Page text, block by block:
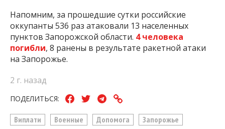
Напомним, за прошедшие сутки российские
оккупанты 536 раз атаковали 13 населенных
пунктов Запорожской области. 4 человека
погибли, 8 ранены в результате ракетной атаки
на Запорожье.
2 г. назад
ПОДЕЛИТЬСЯ:
Виплати Военные Допомога Запорожье